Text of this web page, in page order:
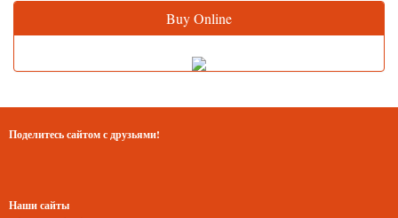
Buy Online
Поделитесь сайтом с друзьями!
Наши сайты